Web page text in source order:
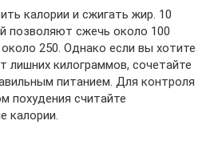
калории и сжигать жир. 10
позволяют сжечь около 100
250. Однако если вы хотите
лишних килограммов, сочетайте
питанием. Для контроля
похудения считайте
калории.